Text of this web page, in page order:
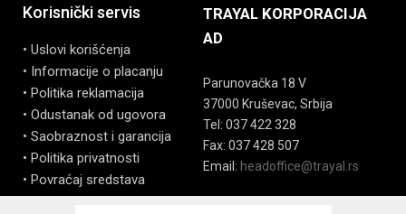
Korisnički servis
• Uslovi korišćenja
• Informacije o placanju
• Politika reklamacija
• Odustanak od ugovora
• Saobraznost i garancija
• Politika privatnosti
• Povraćaj sredstava
TRAYAL KORPORACIJA
AD
Parunovačka 18 V
37000 Kruševac, Srbija
Tel: 037 422 328
Fax: 037 428 507
Email: headoffice@trayal.rs